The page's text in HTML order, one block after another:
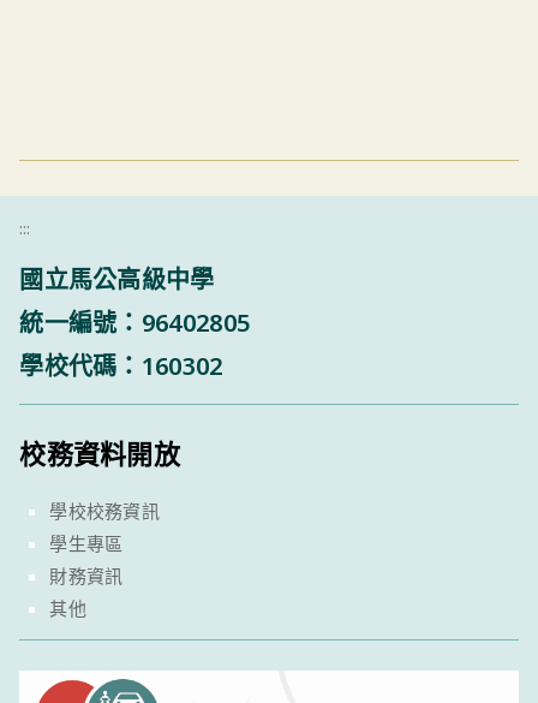
:::
國立馬公高級中學
統一編號：96402805
學校代碼：160302
校務資料開放
學校校務資訊
學生專區
財務資訊
其他